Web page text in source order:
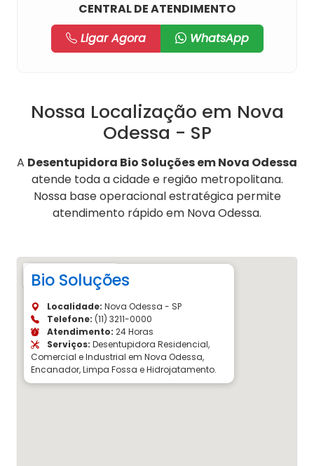
CENTRAL DE ATENDIMENTO
Ligar Agora
WhatsApp
Nossa Localização em Nova
Odessa - SP
A Desentupidora Bio Soluções em Nova Odessa
atende toda a cidade e região metropolitana.
Nossa base operacional estratégica permite
atendimento rápido em Nova Odessa.
Bio Soluções
Localidade: Nova Odessa - SP
Telefone: (11) 3211-0000
Atendimento: 24 Horas
Serviços: Desentupidora Residencial,
Comercial e Industrial em Nova Odessa,
Encanador, Limpa Fossa e Hidrojatamento.